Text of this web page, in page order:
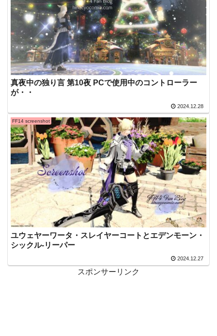
真夜中の独り言 第10夜 PCで使用中のコントローラー
が・・
2024.12.28
FF14 screenshot
ユウェヤーワータ・スレイヤーコートとエデンモーン・
シックル-リーパー
2024.12.27
スポンサーリンク